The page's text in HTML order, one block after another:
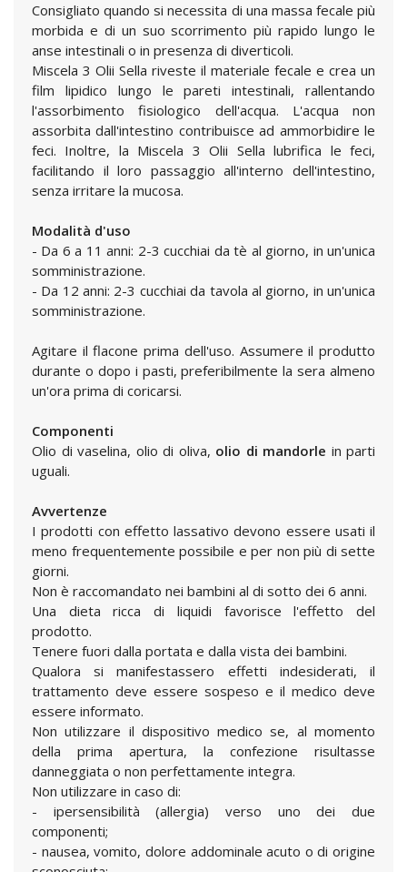
Consigliato quando si necessita di una massa fecale più
morbida e di un suo scorrimento più rapido lungo le
anse intestinali o in presenza di diverticoli.
Miscela 3 Olii Sella riveste il materiale fecale e crea un
film lipidico lungo le pareti intestinali, rallentando
l'assorbimento fisiologico dell'acqua. L'acqua non
assorbita dall'intestino contribuisce ad ammorbidire le
feci. Inoltre, la Miscela 3 Olii Sella lubrifica le feci,
facilitando il loro passaggio all'interno dell'intestino,
senza irritare la mucosa.
Modalità d'uso
- Da 6 a 11 anni: 2-3 cucchiai da tè al giorno, in un'unica
somministrazione.
- Da 12 anni: 2-3 cucchiai da tavola al giorno, in un'unica
somministrazione.
Agitare il flacone prima dell'uso. Assumere il produtto
durante o dopo i pasti, preferibilmente la sera almeno
un'ora prima di coricarsi.
Componenti
Olio di vaselina, olio di oliva, olio di mandorle in parti
uguali.
Avvertenze
I prodotti con effetto lassativo devono essere usati il
meno frequentemente possibile e per non più di sette
giorni.
Non è raccomandato nei bambini al di sotto dei 6 anni.
Una dieta ricca di liquidi favorisce l'effetto del
prodotto.
Tenere fuori dalla portata e dalla vista dei bambini.
Qualora si manifestassero effetti indesiderati, il
trattamento deve essere sospeso e il medico deve
essere informato.
Non utilizzare il dispositivo medico se, al momento
della prima apertura, la confezione risultasse
danneggiata o non perfettamente integra.
Non utilizzare in caso di:
- ipersensibilità (allergia) verso uno dei due
componenti;
- nausea, vomito, dolore addominale acuto o di origine